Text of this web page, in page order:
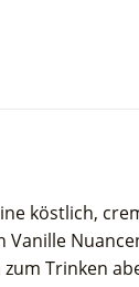
köstlich,
Vanille
Trinken